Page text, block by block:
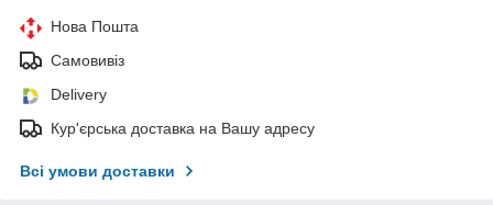
Нова Пошта
Самовивіз
Delivery
Кур'єрська доставка на Вашу адресу
Всі умови доставки